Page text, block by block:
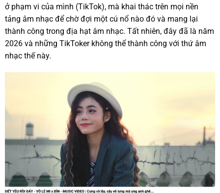
ở phạm vi của mình (TikTok), mà khai thác trên mọi nền
tảng âm nhạc để chờ đợi một cú nổ nào đó và mang lại
thành công trong địa hạt âm nhạc. Tất nhiên, đây đã là năm
2026 và những TikToker không thể thành công với thứ âm
nhạc thế này.